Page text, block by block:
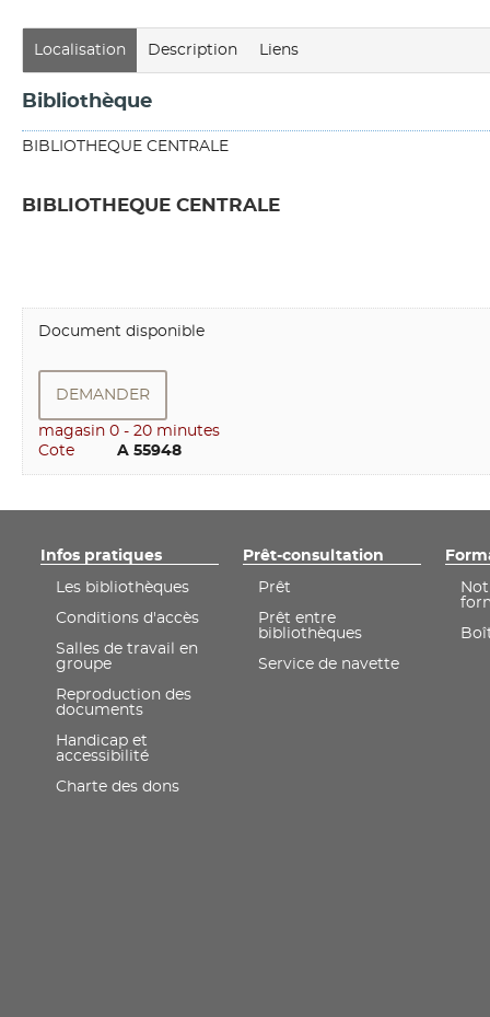
Localisation Description Liens
Bibliothèque
BIBLIOTHEQUE CENTRALE
BIBLIOTHEQUE CENTRALE
Document disponible
DEMANDER
Cote
magasin 0 - 20 minutes
        A 55948
Infos pratiques
Les bibliothèques
Conditions d'accès
Salles de travail en
groupe
Reproduction des
documents
Handicap et
accessibilité
Charte des dons
Prêt-consultation
Prêt
Prêt entre
bibliothèques
Service de navette